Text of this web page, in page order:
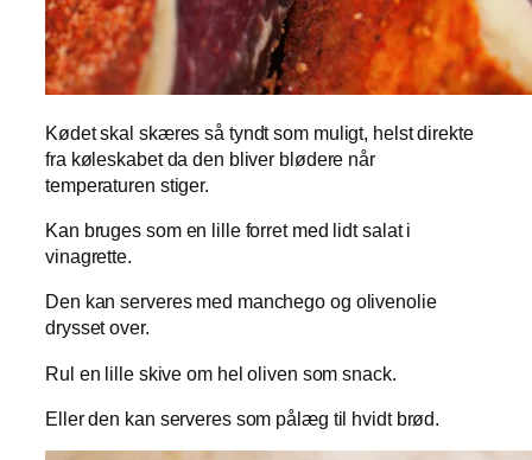
Kødet skal skæres så tyndt som muligt, helst direkte
fra køleskabet da den bliver blødere når
temperaturen stiger.
Kan bruges som en lille forret med lidt salat i
vinagrette.
Den kan serveres med manchego og olivenolie
drysset over.
Rul en lille skive om hel oliven som snack.
Eller den kan serveres som pålæg til hvidt brød.